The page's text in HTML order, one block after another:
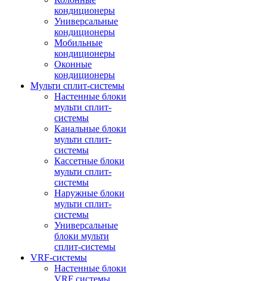
кондиционеры
Универсальные
кондиционеры
Мобильные
кондиционеры
Оконные
кондиционеры
Мульти сплит-системы
Настенные блоки
мульти сплит-
системы
Канальные блоки
мульти сплит-
системы
Кассетные блоки
мульти сплит-
системы
Наружные блоки
мульти сплит-
системы
Универсальные
блоки мульти
сплит-системы
VRF-системы
Настенные блоки
VRF системы